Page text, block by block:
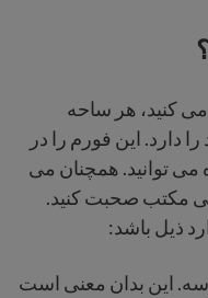
کنید، هر ساحه
این فورم را در
توانید. همچنان می
مکتب صحبت کنید.
ذیل باشد:
این بدان معنی است